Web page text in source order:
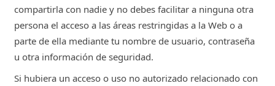
compartirla con nadie y no debes facilitar a ninguna otra
persona el acceso a las áreas restringidas a la Web o a
parte de ella mediante tu nombre de usuario, contraseña
u otra información de seguridad.
Si hubiera un acceso o uso no autorizado relacionado con